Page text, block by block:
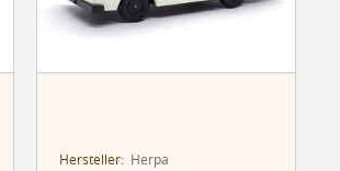
Hersteller: Herpa